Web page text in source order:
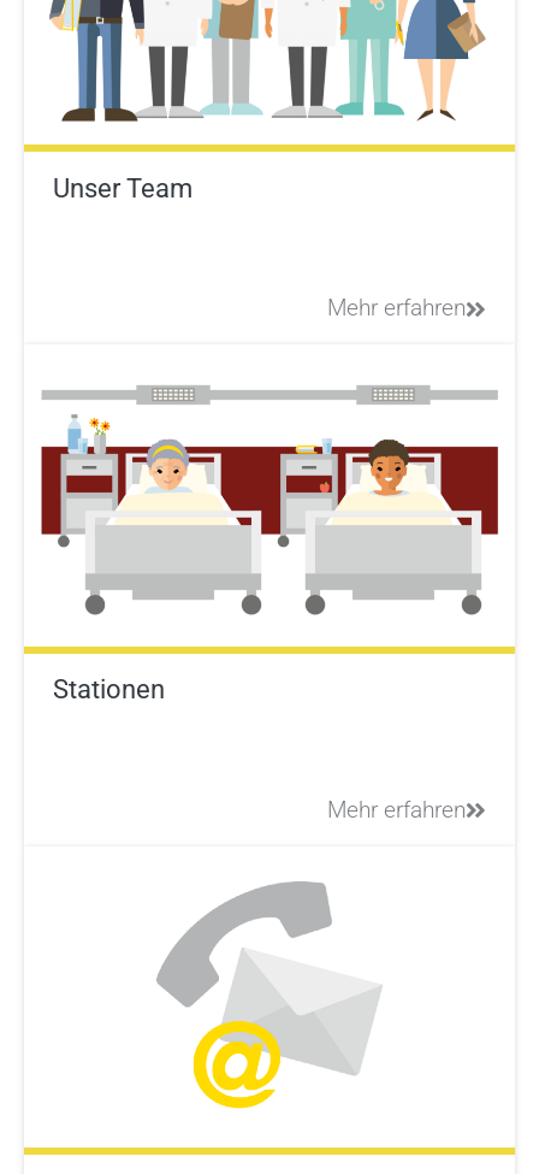
Unser Team
Mehr erfahren
Stationen
Mehr erfahren